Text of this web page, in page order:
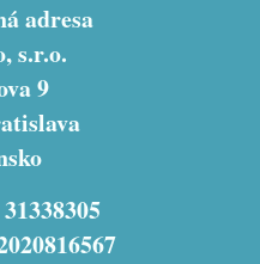
adresa
s.r.o.
9